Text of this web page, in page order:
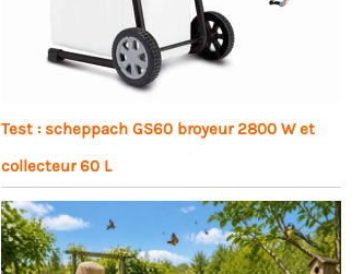
Test : scheppach GS60 broyeur 2800 W et
collecteur 60 L